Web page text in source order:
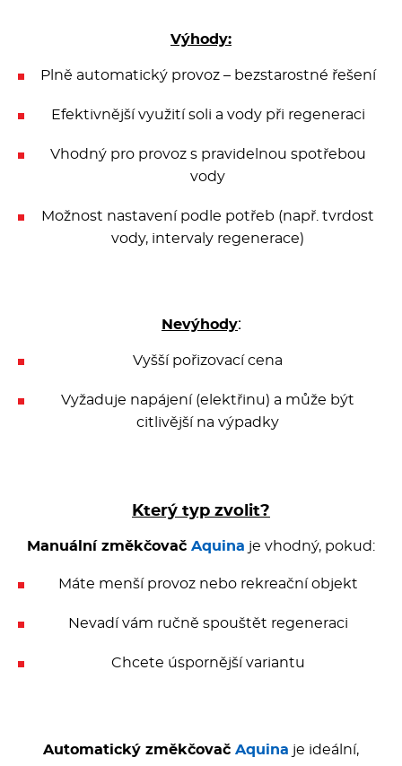
Výhody:
Plně automatický provoz – bezstarostné řešení
Efektivnější využití soli a vody při regeneraci
Vhodný pro provoz s pravidelnou spotřebou
vody
Možnost nastavení podle potřeb (např. tvrdost
vody, intervaly regenerace)
Nevýhody:
Vyšší pořizovací cena
Vyžaduje napájení (elektřinu) a může být
citlivější na výpadky
Který typ zvolit?
Manuální změkčovač Aquina je vhodný, pokud:
Máte menší provoz nebo rekreační objekt
Nevadí vám ručně spouštět regeneraci
Chcete úspornější variantu
Automatický změkčovač Aquina je ideální,